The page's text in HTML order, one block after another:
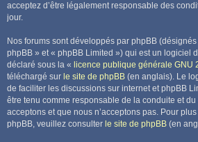
acceptez d’être légalement responsable des
jour.
Nos forums sont développés par phpBB
phpBB » et « phpBB Limited ») qui est un logiciel
déclaré sous la « licence publique générale GNU
téléchargé sur le site de phpBB (en anglais). Le
de faciliter les discussions sur internet et phpBB
être tenu comme responsable de la conduite et
acceptons et que nous n’acceptons pas. Pour
phpBB, veuillez consulter le site de phpBB (en